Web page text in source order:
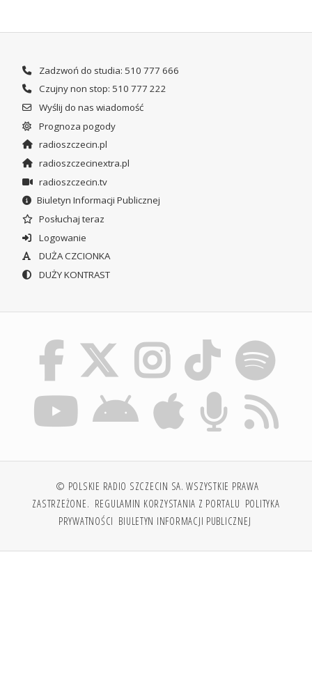
Zadzwoń do studia: 510 777 666
Czujny non stop: 510 777 222
Wyślij do nas wiadomość
Prognoza pogody
radioszczecin.pl
radioszczecinextra.pl
radioszczecin.tv
Biuletyn Informacji Publicznej
Posłuchaj teraz
Logowanie
DUŻA CZCIONKA
DUŻY KONTRAST
© POLSKIE RADIO SZCZECIN SA. WSZYSTKIE PRAWA
ZASTRZEŻONE. REGULAMIN KORZYSTANIA Z PORTALU POLITYKA
PRYWATNOŚCI BIULETYN INFORMACJI PUBLICZNEJ